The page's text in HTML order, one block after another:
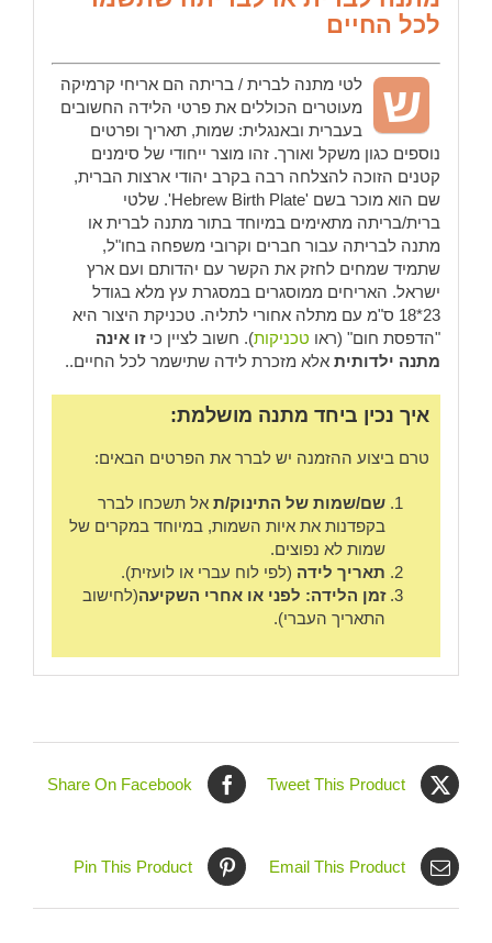
לכל החיים
ש
לטי מתנה לברית / בריתה הם אריחי קרמיקה
מעוטרים הכוללים את פרטי הלידה החשובים
בעברית ובאנגלית: שמות, תאריך ופרטים
נוספים כגון משקל ואורך. זהו מוצר ייחודי של סימנים
קטנים הזוכה להצלחה רבה בקרב יהודי ארצות הברית,
שם הוא מוכר בשם 'Hebrew Birth Plate'. שלטי
ברית/בריתה מתאימים במיוחד בתור מתנה לברית או
מתנה לבריתה עבור חברים וקרובי משפחה בחו"ל,
שתמיד שמחים לחזק את הקשר עם יהדותם ועם ארץ
ישראל. האריחים ממוסגרים במסגרת עץ מלא בגודל
23*18 ס"מ עם מתלה אחורי לתליה. טכניקת היצור היא
"הדפסת חום" (ראו טכניקות). חשוב לציין כיזו אינה
מתנה ילדותיתאלא מזכרת לידה שתישמר לכל החיים..
איך נכין ביחד מתנה מושלמת:
טרם ביצוע ההזמנה יש לברר את הפרטים הבאים:
שם/שמות של התינוק/ת אל תשכחו לברר
בקפדנות את איות השמות, במיוחד במקרים של
שמות לא נפוצים.
תאריך לידה (לפי לוח עברי או לועזית).
זמן הלידה: לפני או אחרי השקיעה(לחישוב
התאריך העברי).
Share On Facebook Tweet This Product
Pin This Product Email This Product